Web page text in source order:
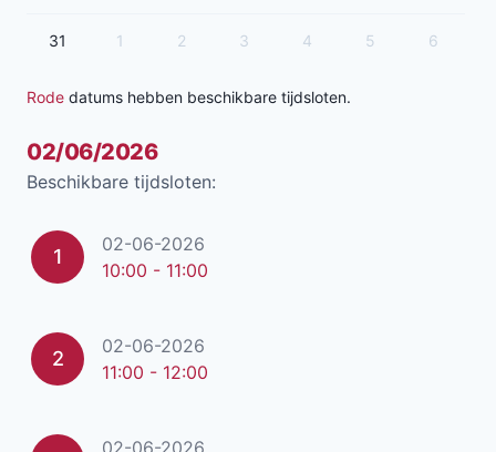
31 1 2 3 4 5 6
Rode datums hebben beschikbare tijdsloten.
02/06/2026
Beschikbare tijdsloten:
1
02-06-2026
10:00 - 11:00
2
02-06-2026
11:00 - 12:00
02-06-2026